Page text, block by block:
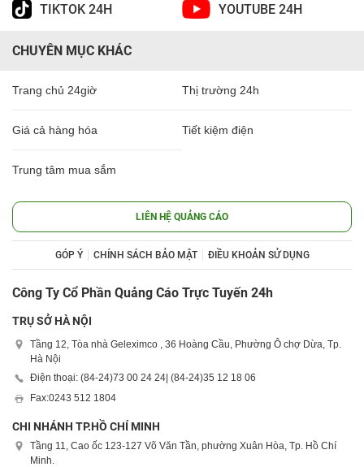
TIKTOK 24H YOUTUBE 24H
CHUYÊN MỤC KHÁC
Trang chủ 24giờ Thị trường 24h
Giá cả hàng hóa Tiết kiệm điện
Trung tâm mua sắm
LIÊN HỆ QUẢNG CÁO
GÓP Ý CHÍNH SÁCH BẢO MẬT ĐIỀU KHOẢN SỬ DỤNG
Công Ty Cổ Phần Quảng Cáo Trực Tuyến 24h
TRỤ SỞ HÀ NỘI
Tầng 12, Tòa nhà Geleximco , 36 Hoàng Cầu, Phường Ô chợ Dừa, Tp.
Hà Nội
Điện thoại: (84-24)73 00 24 24 | (84-24)35 12 18 06
Fax:0243 512 1804
CHI NHÁNH TP.HỒ CHÍ MINH
Tầng 11, Cao ốc 123-127 Võ Văn Tần, phường Xuân Hòa, Tp. Hồ Chí
Minh.